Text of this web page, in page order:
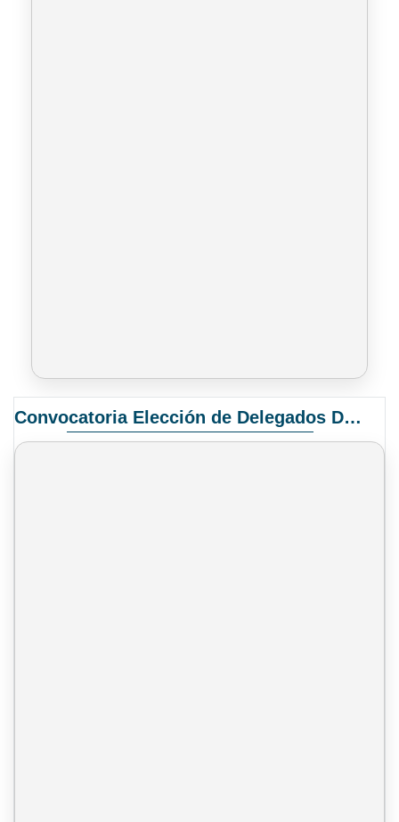
Convocatoria Elección de Delegados Docentes para el XIV Congreso Nacional de Universidades